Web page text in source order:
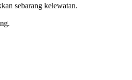
sebarang kelewatan.